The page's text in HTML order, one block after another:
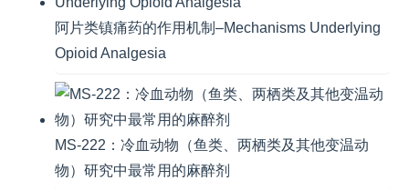
阿片类镇痛药的作用机制–Mechanisms Underlying
Opioid Analgesia
MS-222：冷血动物（鱼类、两栖类及其他变温动
物）研究中最常用的麻醉剂